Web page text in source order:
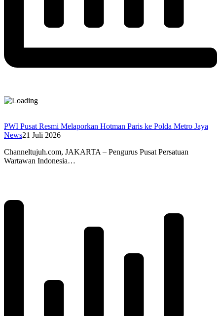
PWI Pusat Resmi Melaporkan Hotman Paris ke Polda Metro Jaya
News21 Juli 2026
Channeltujuh.com, JAKARTA – Pengurus Pusat Persatuan
Wartawan Indonesia…